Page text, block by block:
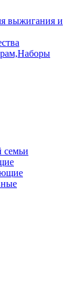
выжигания и
семьи